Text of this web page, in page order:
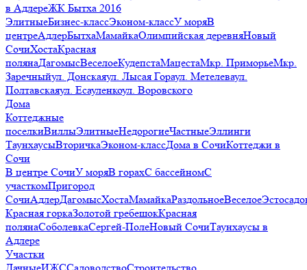
в АдлереЖК Бытха 2016
ЭлитныеБизнес-классЭконом-классУ моряВ
центреАдлерБытхаМамайкаОлимпийская деревняНовый
СочиХостаКрасная
полянаДагомысВеселоеКудепстаМацестаМкр. ПриморьеМкр.
Заречныйул. Донскаяул. Лысая Гораул. Метелеваул.
Полтавскаяул. Есауленкоул. Воровского
Дома
Коттеджные
поселкиВиллыЭлитныеНедорогиеЧастныеЭллинги
ТаунхаусыВторичкаЭконом-классДома в СочиКоттеджи в
Сочи
В центре СочиУ моряВ горахС бассейномС
участкомПригород
СочиАдлерДагомысХостаМамайкаРаздольноеВеселое
Красная горкаЗолотой гребешокКрасная
полянаСоболевкаСергей-ПолеНовый СочиТаунхаусы в
Адлере
Участки
ДачныеИЖССадоводствоСтроительство